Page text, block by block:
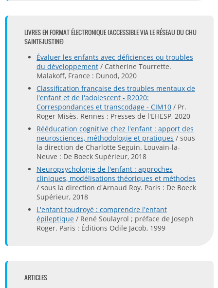
LIVRES EN FORMAT ÉLECTRONIQUE (ACCESSIBLE VIA LE RÉSEAU DU CHU
SAINTE-JUSTINE)
Évaluer les enfants avec déficiences ou troubles
du développement / Catherine Tourrette.
Malakoff, France : Dunod, 2020
Classification française des troubles mentaux de
l'enfant et de l'adolescent - R2020:
Correspondances et transcodage - CIM10 / Pr.
Roger Misès. Rennes : Presses de l'EHESP, 2020
Rééducation cognitive chez l'enfant : apport des
neurosciences, méthodologie et pratiques / sous
la direction de Charlotte Seguin. Louvain-la-
Neuve : De Boeck Supérieur, 2018
Neuropsychologie de l'enfant : approches
cliniques, modélisations théoriques et méthodes
/ sous la direction d'Arnaud Roy. Paris : De Boeck
Supérieur, 2018
L'enfant foudroyé : comprendre l'enfant
épileptique / René Soulayrol ; préface de Joseph
Roger. Paris : Éditions Odile Jacob, 1999
ARTICLES